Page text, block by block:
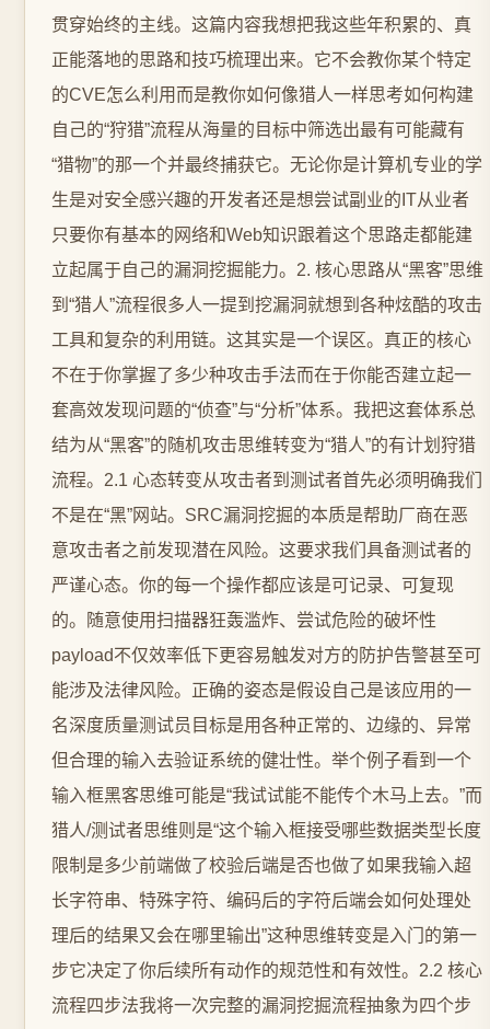
贯穿始终的主线。这篇内容我想把我这些年积累的、真
正能落地的思路和技巧梳理出来。它不会教你某个特定
的CVE怎么利用而是教你如何像猎人一样思考如何构建
自己的“狩猎”流程从海量的目标中筛选出最有可能藏有
“猎物”的那一个并最终捕获它。无论你是计算机专业的学
生是对安全感兴趣的开发者还是想尝试副业的IT从业者
只要你有基本的网络和Web知识跟着这个思路走都能建
立起属于自己的漏洞挖掘能力。2. 核心思路从“黑客”思维
到“猎人”流程很多人一提到挖漏洞就想到各种炫酷的攻击
工具和复杂的利用链。这其实是一个误区。真正的核心
不在于你掌握了多少种攻击手法而在于你能否建立起一
套高效发现问题的“侦查”与“分析”体系。我把这套体系总
结为从“黑客”的随机攻击思维转变为“猎人”的有计划狩猎
流程。2.1 心态转变从攻击者到测试者首先必须明确我们
不是在“黑”网站。SRC漏洞挖掘的本质是帮助厂商在恶
意攻击者之前发现潜在风险。这要求我们具备测试者的
严谨心态。你的每一个操作都应该是可记录、可复现
的。随意使用扫描器狂轰滥炸、尝试危险的破坏性
payload不仅效率低下更容易触发对方的防护告警甚至可
能涉及法律风险。正确的姿态是假设自己是该应用的一
名深度质量测试员目标是用各种正常的、边缘的、异常
但合理的输入去验证系统的健壮性。举个例子看到一个
输入框黑客思维可能是“我试试能不能传个木马上去。”而
猎人/测试者思维则是“这个输入框接受哪些数据类型长度
限制是多少前端做了校验后端是否也做了如果我输入超
长字符串、特殊字符、编码后的字符后端会如何处理处
理后的结果又会在哪里输出”这种思维转变是入门的第一
步它决定了你后续所有动作的规范性和有效性。2.2 核心
流程四步法我将一次完整的漏洞挖掘流程抽象为四个步